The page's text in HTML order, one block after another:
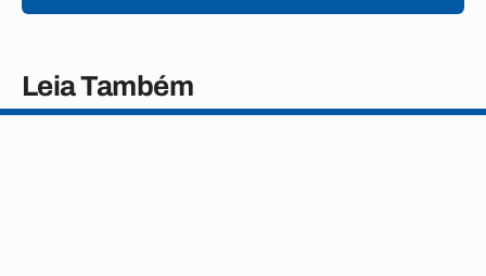
Leia Também